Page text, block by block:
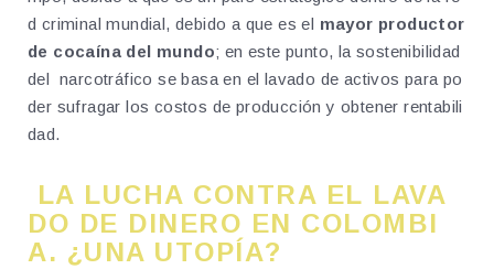
d criminal mundial, debido a que es el mayor productor
de cocaína del mundo; en este punto, la sostenibilidad
del narcotráfico se basa en el lavado de activos para po
der sufragar los costos de producción y obtener rentabili
dad.
LA LUCHA CONTRA EL LAVA
DO DE DINERO EN COLOMBI
A. ¿UNA UTOPÍA?